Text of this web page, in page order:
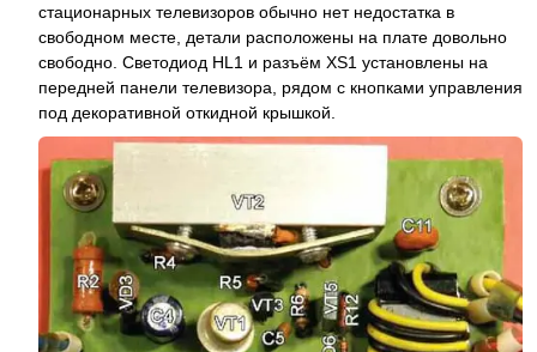
стационарных телевизоров обычно нет недостатка в
свободном месте, детали расположены на плате довольно
свободно. Светодиод HL1 и разъём XS1 установлены на
передней панели телевизора, рядом с кнопками управления
под декоративной откидной крышкой.